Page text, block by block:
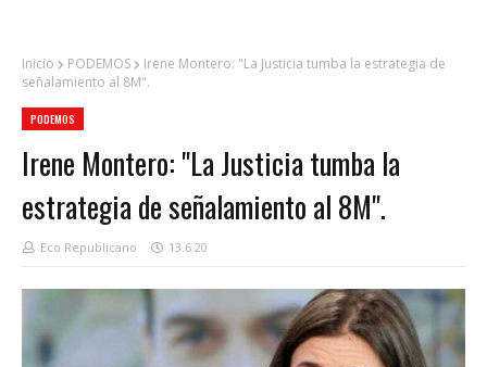
Inicio PODEMOS
Irene Montero: "La Justicia tumba la estrategia de
señalamiento al 8M".
PODEMOS
Irene Montero: "La Justicia tumba la
estrategia de señalamiento al 8M".
Eco Republicano 13.6.20